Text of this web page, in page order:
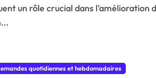
un rôle crucial dans l’amélioration
quotidiennes et hebdomadaires